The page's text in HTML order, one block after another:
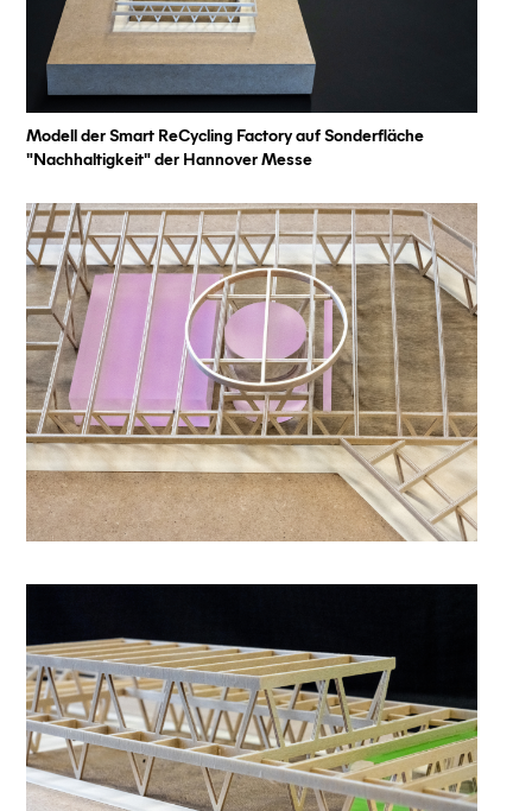
Modell der Smart ReCycling Factory auf Sonderfläche
"Nachhaltigkeit" der Hannover Messe